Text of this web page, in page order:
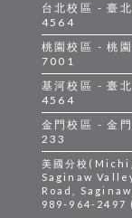
台北校區 - 臺
4564
桃園校區 - 桃
7001
基河校區 - 臺
4564
金門校區 - 金
233
美國分校
Saginaw
Road,
989-964-2497